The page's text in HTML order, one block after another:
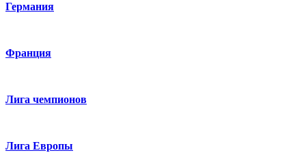
Германия
Франция
Лига чемпионов
Лига Европы